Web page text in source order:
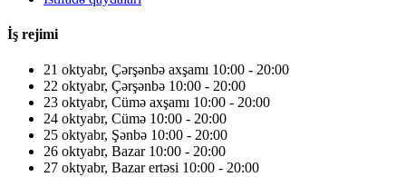
İş rejimi
21 oktyabr, Çərşənbə axşamı 10:00 - 20:00
22 oktyabr, Çərşənbə 10:00 - 20:00
23 oktyabr, Cümə axşamı 10:00 - 20:00
24 oktyabr, Cümə 10:00 - 20:00
25 oktyabr, Şənbə 10:00 - 20:00
26 oktyabr, Bazar 10:00 - 20:00
27 oktyabr, Bazar ertəsi 10:00 - 20:00